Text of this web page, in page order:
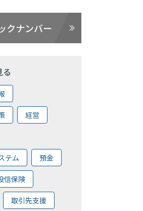
クナンバー
る
経営
テム 預金
信保険
取引先支援